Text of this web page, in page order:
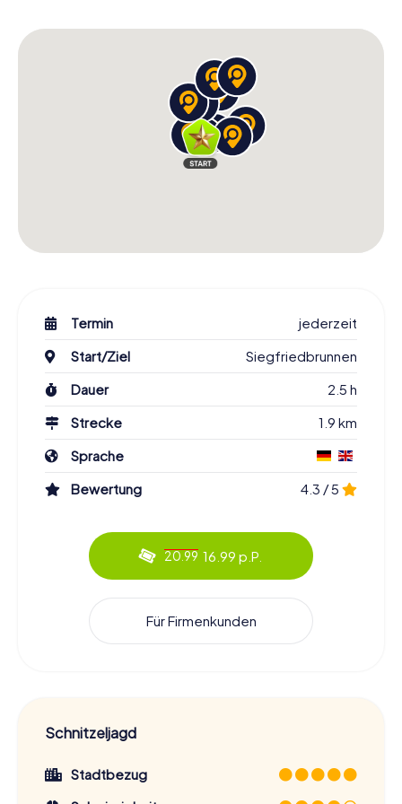
erwartet euch
Bereitet euch auf eine unvergessliche Schnitzeljagd in
Worms vor, die euch durch die Straßen und Plätze dieser
faszinierenden Stadt führt. Die Mischung aus historischen
Stätten, kulturellen Highlights und unterhaltsamen Rätseln
macht diese Schnitzeljagd zu einem einzigartigen
Erlebnis. Am Ende der Tour werdet ihr nicht nur die Stadt
besser kennen, sondern auch ein tieferes Verständnis für
Termin
jederzeit
Start/Ziel
Siegfriedbrunnen
Dauer
2.5 h
Strecke
1.9 km
Sprache
Bewertung
4.3 / 5
20.99 16.99 p.P.
Für Firmenkunden
Schnitzeljagd
Stadtbezug